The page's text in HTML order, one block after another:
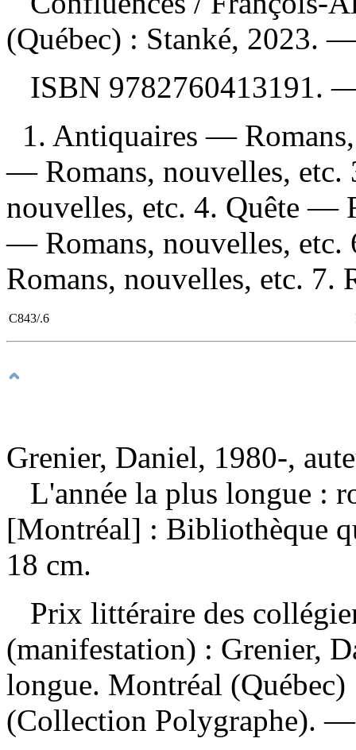
(Québec) : Stanké, 2023.
ISBN 9782760413191.
1. Antiquaires —
— Romans, nouvelles,
nouvelles, etc. 4. Quête —
— Romans, nouvelles,
Romans, nouvelles, etc. 7.
C843/.6
Grenier, Daniel, 1980-,
L'année la plus longue :
[Montréal] : Bibliothèque
18 cm.
Prix littéraire des
(manifestation) : Grenier,
longue. Montréal
(Collection Polygraphe).